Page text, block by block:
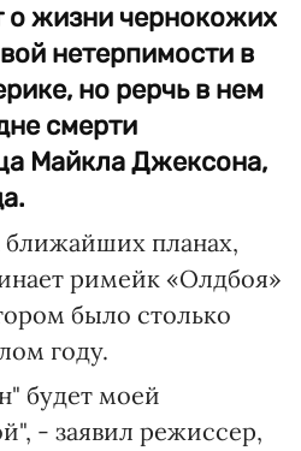
о жизни чернокожих
нетерпимости в
но рерчь в нем
смерти
Майкла Джексона,
ближайших планах,
римейк «Олдбоя»
было столько
году.
будет моей
- заявил режиссер,